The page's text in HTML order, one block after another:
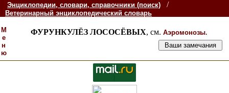
Энциклопедии, словари, справочники (поиск) /
Ветеринарный энциклопедический словарь
М
е
н
ю
ФУРУНКУЛЁЗ ЛОСОСЁВЫХ, см.Аэромонозы.